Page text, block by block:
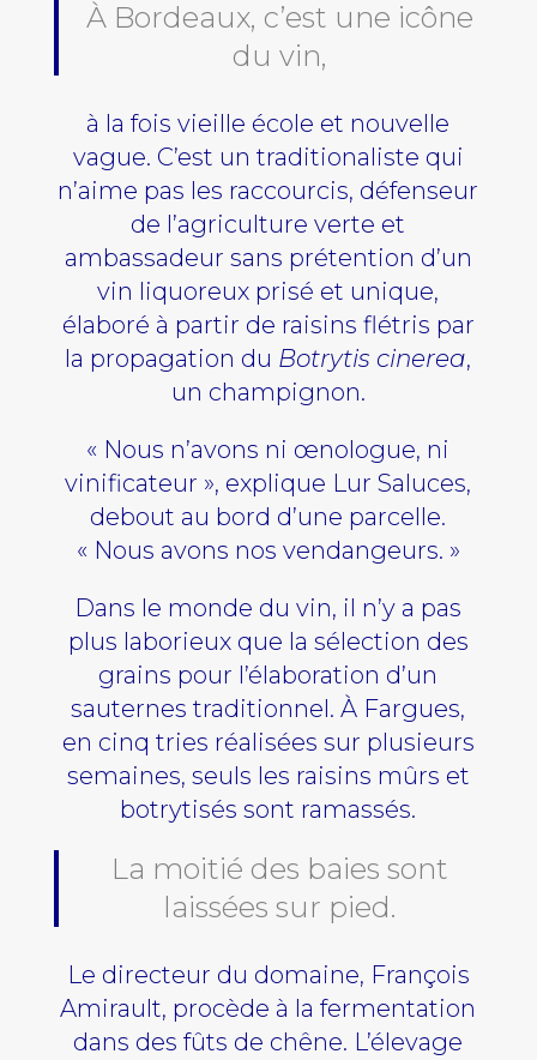
À Bordeaux, c’est une icône
du vin,
à la fois vieille école et nouvelle
vague. C’est un traditionaliste qui
n’aime pas les raccourcis, défenseur
de l’agriculture verte et
ambassadeur sans prétention d’un
vin liquoreux prisé et unique,
élaboré à partir de raisins flétris par
la propagation du Botrytis cinerea,
un champignon.
« Nous n’avons ni œnologue, ni
vinificateur », explique Lur Saluces,
debout au bord d’une parcelle.
« Nous avons nos vendangeurs. »
Dans le monde du vin, il n’y a pas
plus laborieux que la sélection des
grains pour l’élaboration d’un
sauternes traditionnel. À Fargues,
en cinq tries réalisées sur plusieurs
semaines, seuls les raisins mûrs et
botrytisés sont ramassés.
La moitié des baies sont
laissées sur pied.
Le directeur du domaine, François
Amirault, procède à la fermentation
dans des fûts de chêne. L’élevage